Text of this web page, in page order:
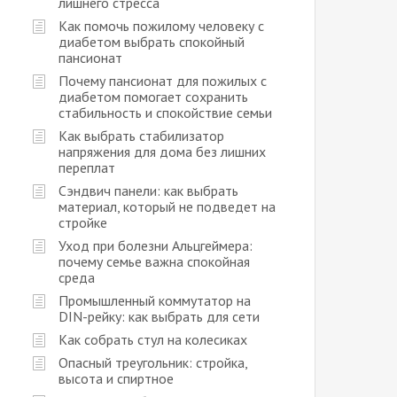
Как помочь пожилому человеку с
диабетом выбрать спокойный
пансионат
Почему пансионат для пожилых с
диабетом помогает сохранить
стабильность и спокойствие семьи
Как выбрать стабилизатор
напряжения для дома без лишних
переплат
Сэндвич панели: как выбрать
материал, который не подведет на
стройке
Уход при болезни Альцгеймера:
почему семье важна спокойная
среда
Промышленный коммутатор на
DIN-рейку: как выбрать для сети
Как собрать стул на колесиках
Опасный треугольник: стройка,
высота и спиртное